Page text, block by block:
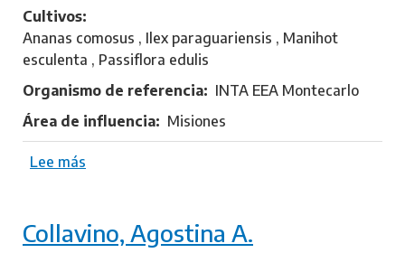
Cultivos
Ananas comosus , Ilex paraguariensis , Manihot
esculenta , Passiflora edulis
Organismo de referencia
INTA EEA Montecarlo
Área de influencia
Misiones
Lee más
r
e
Collavino, Agostina A.